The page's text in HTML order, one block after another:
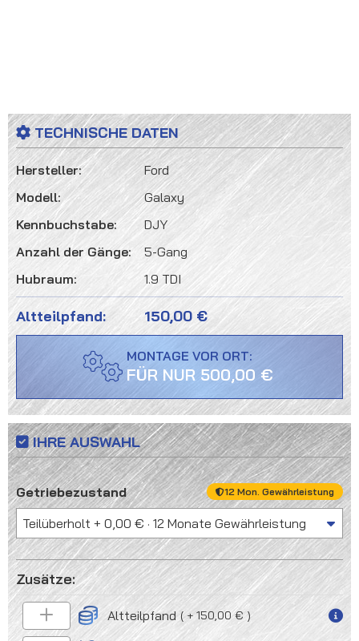
TECHNISCHE DATEN
Hersteller:
Ford
Modell:
Galaxy
Kennbuchstabe:
DJY
Anzahl der Gänge:
5-Gang
Hubraum:
1.9 TDI
Altteilpfand: 150,00 €
MONTAGE VOR ORT:
FÜR NUR 500,00 €
IHRE AUSWAHL
Getriebezustandauswählen 12 Mon. Gewährleistung
Altteilpfand + 150,00 €